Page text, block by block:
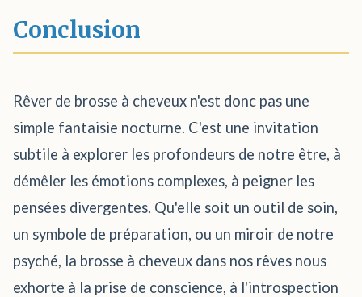
Conclusion
Rêver de brosse à cheveux n'est donc pas une
simple fantaisie nocturne. C'est une invitation
subtile à explorer les profondeurs de notre être, à
démêler les émotions complexes, à peigner les
pensées divergentes. Qu'elle soit un outil de soin,
un symbole de préparation, ou un miroir de notre
psyché, la brosse à cheveux dans nos rêves nous
exhorte à la prise de conscience, à l'introspection